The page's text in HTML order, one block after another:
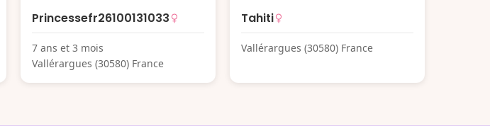
Princessefr26100131033
7 ans et 3 mois
Vallérargues (30580) France
Tahiti
Vallérargues (30580) France